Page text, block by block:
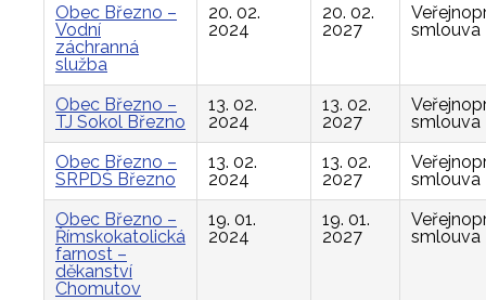
Obec Březno –
Vodní
záchranná
služba
20. 02.
2024
20. 02.
2027
smlouva
Obec Březno –
TJ Sokol Březno
13. 02.
2024
13. 02.
2027
smlouva
Obec Březno –
SRPDŠ Březno
13. 02.
2024
13. 02.
2027
smlouva
Obec Březno –
Římskokatolická
farnost –
děkanství
Chomutov
19. 01.
2024
19. 01.
2027
smlouva